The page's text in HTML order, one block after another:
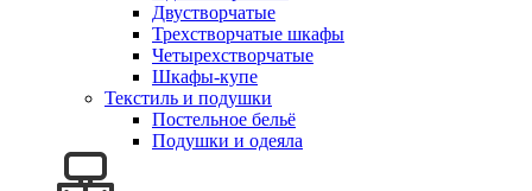
Двустворчатые
Трехстворчатые шкафы
Четырехстворчатые
Шкафы-купе
Текстиль и подушки
Постельное бельё
Подушки и одеяла